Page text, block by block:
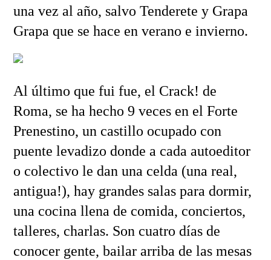
una vez al año, salvo Tenderete y Grapa
Grapa que se hace en verano e invierno.
Al último que fui fue, el Crack! de
Roma, se ha hecho 9 veces en el Forte
Prenestino, un castillo ocupado con
puente levadizo donde a cada autoeditor
o colectivo le dan una celda (una real,
antigua!), hay grandes salas para dormir,
una cocina llena de comida, conciertos,
talleres, charlas. Son cuatro días de
conocer gente, bailar arriba de las mesas